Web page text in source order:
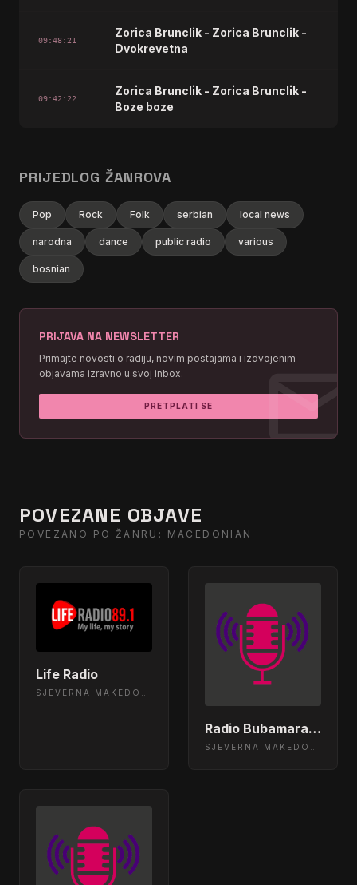
09:48:21
Zorica Brunclik - Zorica Brunclik -
Dvokrevetna
09:42:22
Zorica Brunclik - Zorica Brunclik -
Boze boze
PRIJEDLOG ŽANROVA
Pop Rock Folk serbian local news
narodna dance public radio various
bosnian
PRIJAVA NA NEWSLETTER
Primajte novosti o radiju, novim postajama i izdvojenim
objavama izravno u svoj inbox.
PRETPLATI SE
POVEZANE OBJAVE
POVEZANO PO ŽANRU: MACEDONIAN
Life Radio
Radio Bubamara 105.2 Skopje, Macedonia